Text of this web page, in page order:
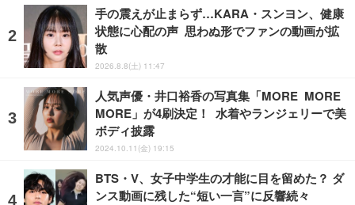
手の震えが止まらず…KARA・スンヨン、健康
状態に心配の声 思わぬ形でファンの動画が拡
散
2026.8.8(土) 11:47
人気声優・井口裕香の写真集「MORE MORE
MORE」が4刷決定！ 水着やランジェリーで美
ボディ披露
2024.10.11(金) 19:15
BTS・V、女子中学生の才能に目を留めた？ ダ
ンス動画に残した“短い一言”に反響続々